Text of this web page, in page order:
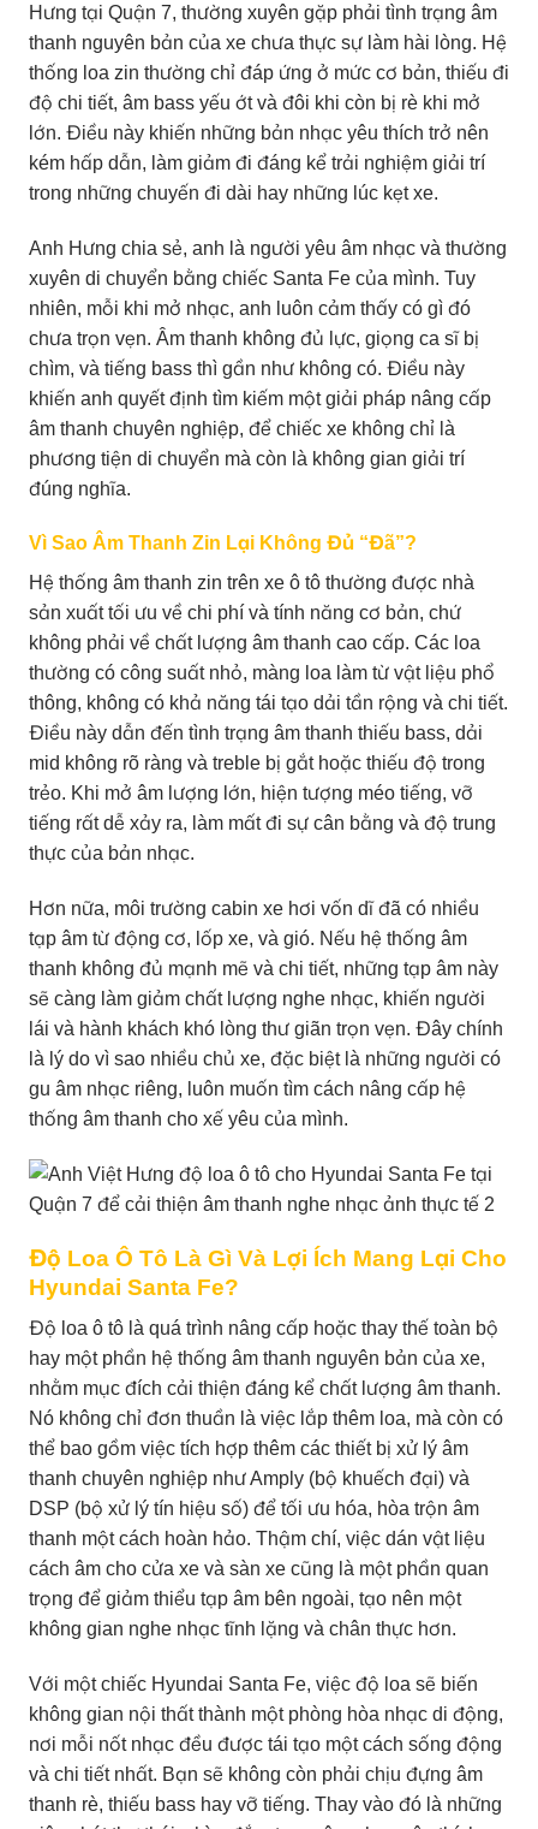
Hưng tại Quận 7, thường xuyên gặp phải tình trạng âm
thanh nguyên bản của xe chưa thực sự làm hài lòng. Hệ
thống loa zin thường chỉ đáp ứng ở mức cơ bản, thiếu đi
độ chi tiết, âm bass yếu ớt và đôi khi còn bị rè khi mở
lớn. Điều này khiến những bản nhạc yêu thích trở nên
kém hấp dẫn, làm giảm đi đáng kể trải nghiệm giải trí
trong những chuyến đi dài hay những lúc kẹt xe.
Anh Hưng chia sẻ, anh là người yêu âm nhạc và thường
xuyên di chuyển bằng chiếc Santa Fe của mình. Tuy
nhiên, mỗi khi mở nhạc, anh luôn cảm thấy có gì đó
chưa trọn vẹn. Âm thanh không đủ lực, giọng ca sĩ bị
chìm, và tiếng bass thì gần như không có. Điều này
khiến anh quyết định tìm kiếm một giải pháp nâng cấp
âm thanh chuyên nghiệp, để chiếc xe không chỉ là
phương tiện di chuyển mà còn là không gian giải trí
đúng nghĩa.
Vì Sao Âm Thanh Zin Lại Không Đủ “Đã”?
Hệ thống âm thanh zin trên xe ô tô thường được nhà
sản xuất tối ưu về chi phí và tính năng cơ bản, chứ
không phải về chất lượng âm thanh cao cấp. Các loa
thường có công suất nhỏ, màng loa làm từ vật liệu phổ
thông, không có khả năng tái tạo dải tần rộng và chi tiết.
Điều này dẫn đến tình trạng âm thanh thiếu bass, dải
mid không rõ ràng và treble bị gắt hoặc thiếu độ trong
trẻo. Khi mở âm lượng lớn, hiện tượng méo tiếng, vỡ
tiếng rất dễ xảy ra, làm mất đi sự cân bằng và độ trung
thực của bản nhạc.
Hơn nữa, môi trường cabin xe hơi vốn dĩ đã có nhiều
tạp âm từ động cơ, lốp xe, và gió. Nếu hệ thống âm
thanh không đủ mạnh mẽ và chi tiết, những tạp âm này
sẽ càng làm giảm chất lượng nghe nhạc, khiến người
lái và hành khách khó lòng thư giãn trọn vẹn. Đây chính
là lý do vì sao nhiều chủ xe, đặc biệt là những người có
gu âm nhạc riêng, luôn muốn tìm cách nâng cấp hệ
thống âm thanh cho xế yêu của mình.
Độ Loa Ô Tô Là Gì Và Lợi Ích Mang Lại Cho
Hyundai Santa Fe?
Độ loa ô tô là quá trình nâng cấp hoặc thay thế toàn bộ
hay một phần hệ thống âm thanh nguyên bản của xe,
nhằm mục đích cải thiện đáng kể chất lượng âm thanh.
Nó không chỉ đơn thuần là việc lắp thêm loa, mà còn có
thể bao gồm việc tích hợp thêm các thiết bị xử lý âm
thanh chuyên nghiệp như Amply (bộ khuếch đại) và
DSP (bộ xử lý tín hiệu số) để tối ưu hóa, hòa trộn âm
thanh một cách hoàn hảo. Thậm chí, việc dán vật liệu
cách âm cho cửa xe và sàn xe cũng là một phần quan
trọng để giảm thiểu tạp âm bên ngoài, tạo nên một
không gian nghe nhạc tĩnh lặng và chân thực hơn.
Với một chiếc Hyundai Santa Fe, việc độ loa sẽ biến
không gian nội thất thành một phòng hòa nhạc di động,
nơi mỗi nốt nhạc đều được tái tạo một cách sống động
và chi tiết nhất. Bạn sẽ không còn phải chịu đựng âm
thanh rè, thiếu bass hay vỡ tiếng. Thay vào đó là những